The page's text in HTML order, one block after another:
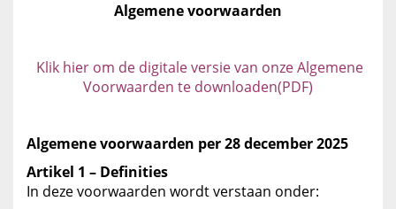
Algemene voorwaarden
Klik hier om de digitale versie van onze Algemene
Voorwaarden te downloaden(PDF)
Algemene voorwaarden per 28 december 2025
Artikel 1 – Definities
In deze voorwaarden wordt verstaan onder: